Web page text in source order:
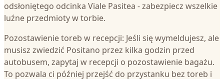
odsłoniętego odcinka Viale Pasitea - zabezpiecz wszelkie
luźne przedmioty w torbie.
Pozostawienie toreb w recepcji: Jeśli się wymeldujesz, ale
musisz zwiedzić Positano przez kilka godzin przed
autobusem, zapytaj w recepcji o pozostawienie bagażu.
To pozwala ci później przejść do przystanku bez toreb i